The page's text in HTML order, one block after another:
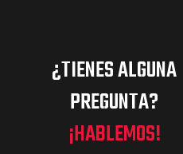
¿TIENES ALGUNA
PREGUNTA?
¡HABLEMOS!